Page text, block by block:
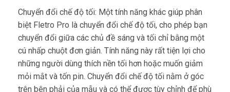
Chuyển đổi chế độ tối: Một tính năng khác giúp phân
biệt Fletro Pro là chuyển đổi chế độ tối, cho phép bạn
chuyển đổi giữa các chủ đề sáng và tối chỉ bằng một
cú nhấp chuột đơn giản. Tính năng này rất tiện lợi cho
những người dùng thích nền tối hơn hoặc muốn giảm
mỏi mắt và tốn pin. Chuyển đổi chế độ tối nằm ở góc
trên bên phải của mẫu và có thể được tùy chỉnh để phù